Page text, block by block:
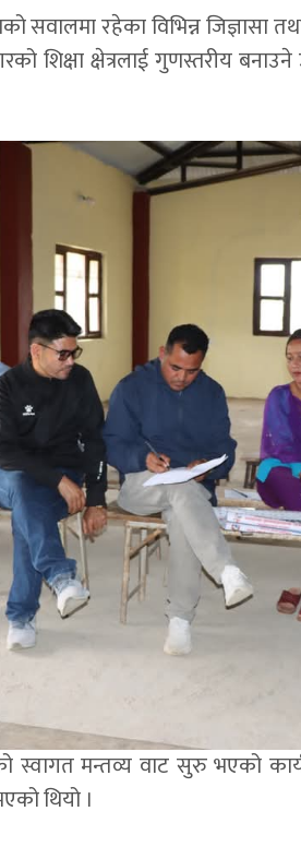
रहेका विभिन्न जिज्ञासा
शिक्षा क्षेत्रलाई गुणस्तरीय
स्वागत मन्तव्य वाट सुरु भएको
थियो ।